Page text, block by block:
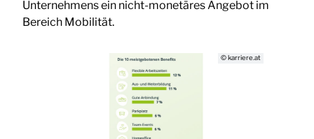
Unternehmens ein nicht-monetäres Angebot im
Bereich Mobilität.
© karriere.at